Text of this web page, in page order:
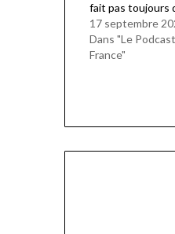
fait pas toujours
17 septembre
Dans "Le
France"